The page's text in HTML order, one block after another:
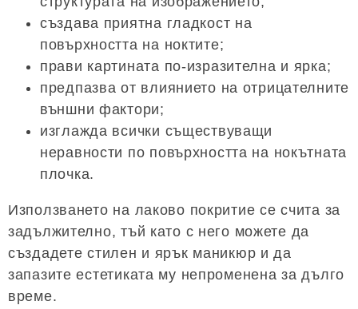
създава приятна гладкост на
повърхността на ноктите;
прави картината по-изразителна и ярка;
предпазва от влиянието на отрицателните
външни фактори;
изглажда всички съществуващи
неравности по повърхността на нокътната
плочка.
Използването на лаково покритие се счита за
задължително, тъй като с него можете да
създадете стилен и ярък маникюр и да
запазите естетиката му непроменена за дълго
време.